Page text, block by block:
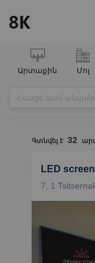
Արտաքին Մոլ
Գտնվել է 32
LED
7, 1